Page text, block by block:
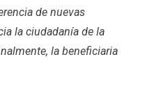
de nuevas
la ciudadanía de la
la beneficiaria